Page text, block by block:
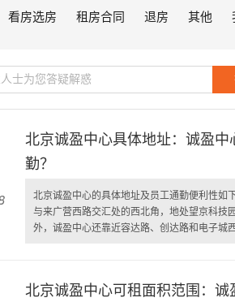
看房选房 租房合同 退房 其他
北京诚盈中心具体地址：诚盈
勤？
北京诚盈中心的具体地址及员工通勤便利性如
与来广营西路交汇处的西北角，地处望京科技
外，诚盈中心还靠近容达路、创达路和电子城
北京诚盈中心可租面积范围：